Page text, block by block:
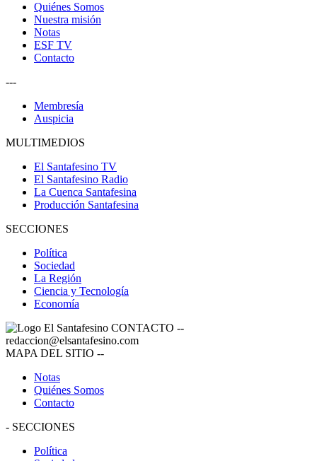
Quiénes Somos
Nuestra misión
Notas
ESF TV
Contacto
---
Membresía
Auspicia
MULTIMEDIOS
El Santafesino TV
El Santafesino Radio
La Cuenca Santafesina
Producción Santafesina
SECCIONES
Política
Sociedad
La Región
Ciencia y Tecnología
Economía
CONTACTO --
redaccion@elsantafesino.com
MAPA DEL SITIO --
Notas
Quiénes Somos
Contacto
- SECCIONES
Política